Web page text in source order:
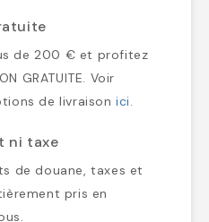
de 200 € et profitez
GRATUITE. Voir
de livraisonici.
ni taxe
de douane, taxes et
pris en